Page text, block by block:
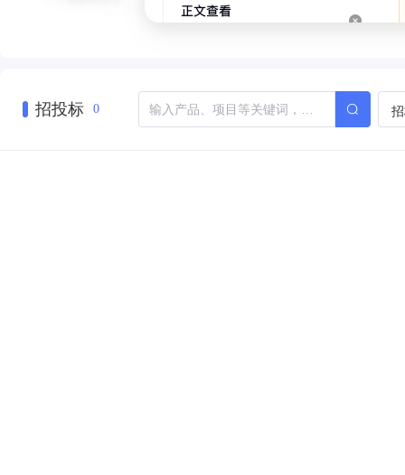
招投标 0